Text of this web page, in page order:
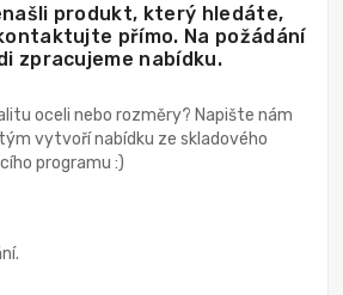
produkt, který hledáte,
přímo. Na požádání
zpracujeme nabídku.
oceli nebo rozměry? Napište nám
vytvoří nabídku ze skladového
programu :)